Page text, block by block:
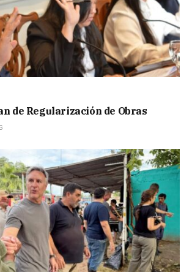
de Regularización de Obras